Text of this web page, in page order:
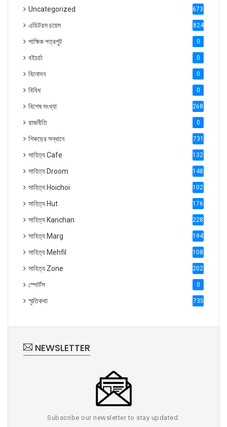
Uncategorized 6738
এডিটরস চয়েস 824
পাক্ষিক পত্রপুট 0
বইচর্চা 0
বিনোদন 0
বিবিধ 0
বিশেষ সংখ্যা 2686
রাজনীতি 0
শিকড়ের সন্ধানে 731
সাহিত্য Cafe 1321
সাহিত্য Droom 1488
সাহিত্য Hoichoi 1027
সাহিত্য Hut 1769
সাহিত্য Kanchan 2287
সাহিত্য Marg 1947
সাহিত্য Mehfil 1088
সাহিত্য Zone 2028
স্পোর্টস 0
স্মৃতিকথা 735
NEWSLETTER
Subscribe our newsletter to stay updated.